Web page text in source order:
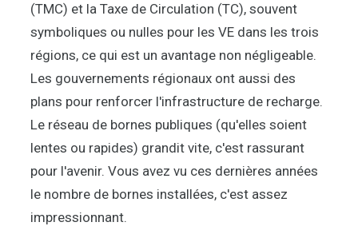
(TMC) et la Taxe de Circulation (TC), souvent
symboliques ou nulles pour les VE dans les trois
régions, ce qui est un avantage non négligeable.
Les gouvernements régionaux ont aussi des
plans pour renforcer l'infrastructure de recharge.
Le réseau de bornes publiques (qu'elles soient
lentes ou rapides) grandit vite, c'est rassurant
pour l'avenir. Vous avez vu ces dernières années
le nombre de bornes installées, c'est assez
impressionnant.